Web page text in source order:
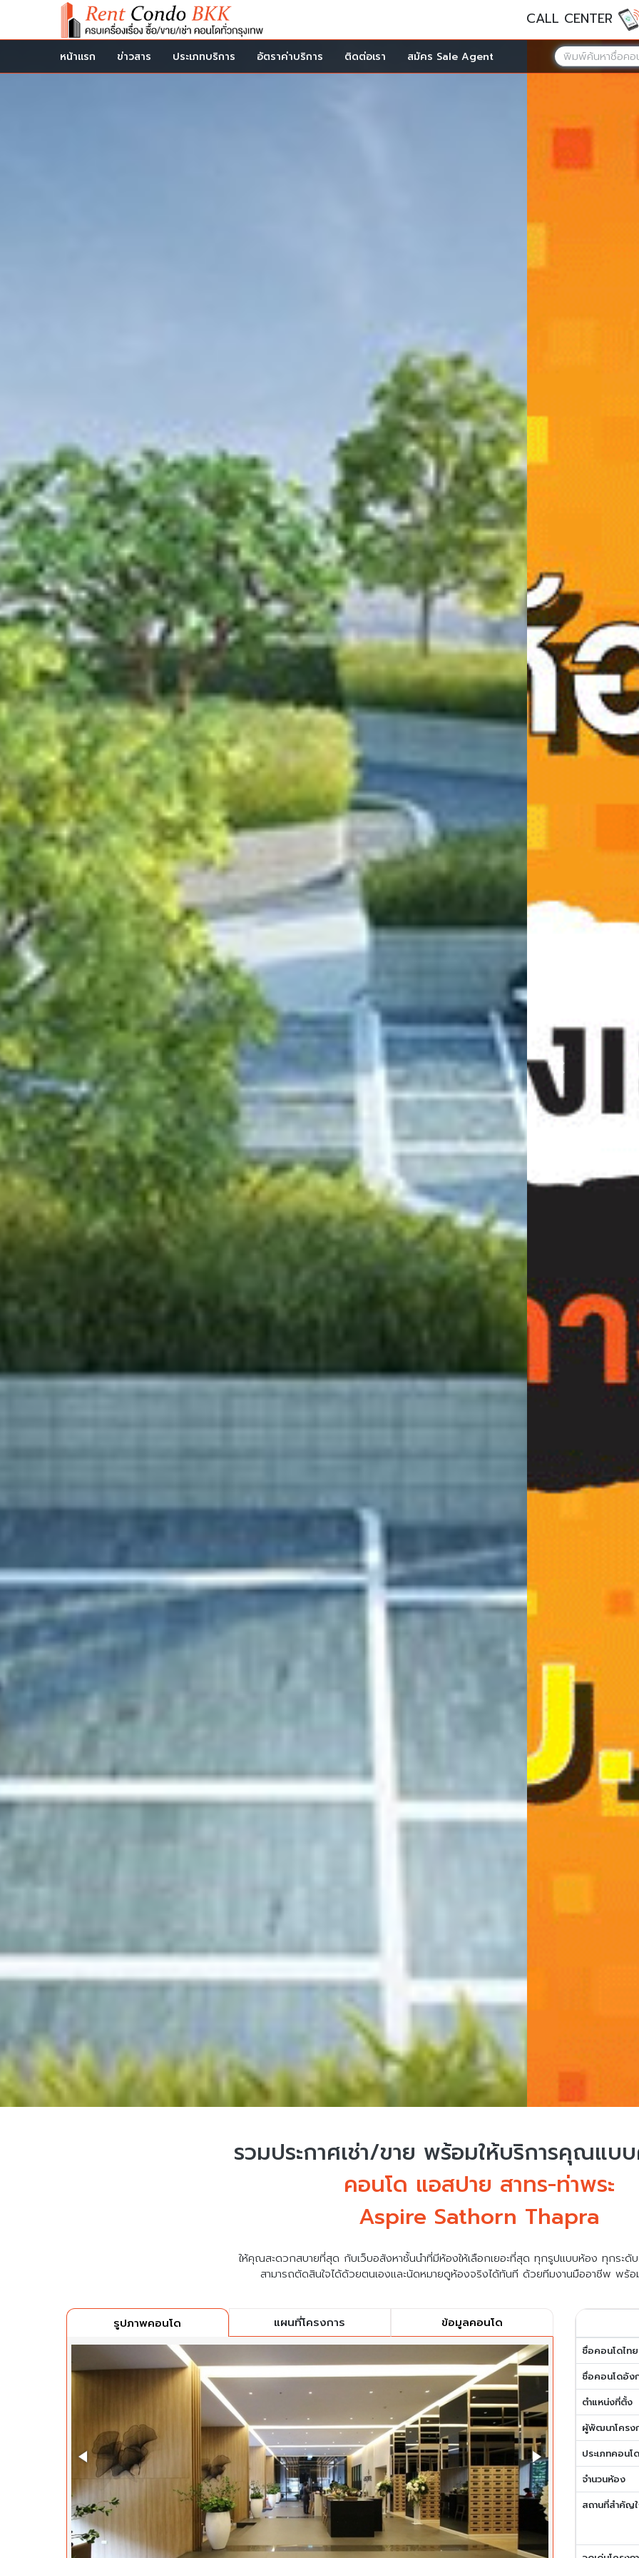
CALL CENTER
หน้าแรก ข่าวสาร ประเภทบริการ อัตราค่าบริการ ติดต่อเรา สมัคร Sale Agent
Previous
รวมประกาศเช่า/ขาย พร้อมให้บริการคุณแบ
คอนโด แอสปาย สาทร-ท่าพระ
Aspire Sathorn Thapra
ให้คุณสะดวกสบายที่สุด กับเว็บอสังหาชั้นนำที่มีห้องให้เลือกเยอะที่สุด ทุกรูปแบบห้อง ทุกระดั
สามารถตัดสินใจได้ด้วยตนเองและนัดหมายดูห้องจริงได้ทันที ด้วยทีมงานมืออาชีพ พร้
รูปภาพคอนโด แผนที่โครงการ ข้อมูลคอนโด
ชื่อคอนโดไทย
ชื่อคอนโดอัง
ตำแหน่งที่ตั้ง
ผู้พัฒนาโครง
ประเภทคอนโด
จำนวนห้อง
สถานที่สำคัญ